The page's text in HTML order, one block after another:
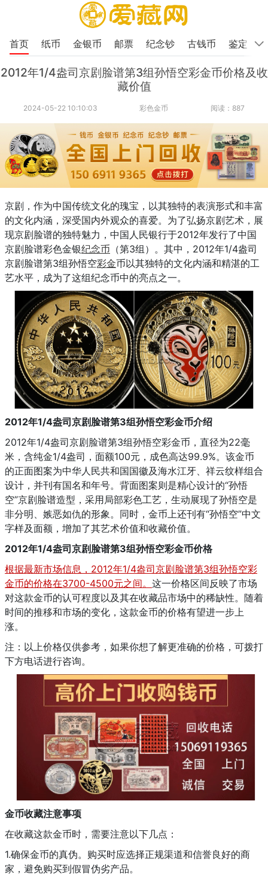
首页 纸币 金银币 邮票 纪念钞 古钱币 鉴定
2012年1/4盎司京剧脸谱第3组孙悟空彩金币价格及收
藏价值
2024-05-22 10:10:03 彩色金币 阅读：887
京剧，作为中国传统文化的瑰宝，以其独特的表演形式和丰富
的文化内涵，深受国内外观众的喜爱。为了弘扬京剧艺术，展
现京剧脸谱的独特魅力，中国人民银行于2012年发行了中国
京剧脸谱彩色金银纪念币 （第3组）。其中，2012年1/4盎司
京剧脸谱第3组孙悟空彩金币以其独特的文化内涵和精湛的工
艺水平，成为了这组纪念币中的亮点之一。
2012年1/4盎司京剧脸谱第3组孙悟空彩金币介绍
2012年1/4盎司京剧脸谱第3组孙悟空彩金币，直径为22毫
米，含纯金1/4盎司，面额100元，成色高达99.9%。该金币
的正面图案为中华人民共和国国徽及海水江牙、祥云纹样组合
设计，并刊有国名和年号。背面图案则是精心设计的“孙悟
空”京剧脸谱造型，采用局部彩色工艺，生动展现了孙悟空是
非分明、嫉恶如仇的形象。同时，金币上还刊有“孙悟空”中文
字样及面额，增加了其艺术价值和收藏价值。
2012年1/4盎司京剧脸谱第3组孙悟空彩金币价格
根据最新市场信息，2012年1/4盎司京剧脸谱第3组孙悟空彩
金币的价格在3700-4500元之间。 这一价格区间反映了市场
对这款金币的认可程度以及其在收藏品市场中的稀缺性。随着
时间的推移和市场的变化，这款金币的价格有望进一步上
涨。
注：以上价格仅供参考，如果你想了解更准确的价格，可拨打
下方电话进行咨询。
金币收藏注意事项
在收藏这款金币时，需要注意以下几点：
1.确保金币的真伪。购买时应选择正规渠道和信誉良好的商
家，避免购买到假冒伪劣产品。